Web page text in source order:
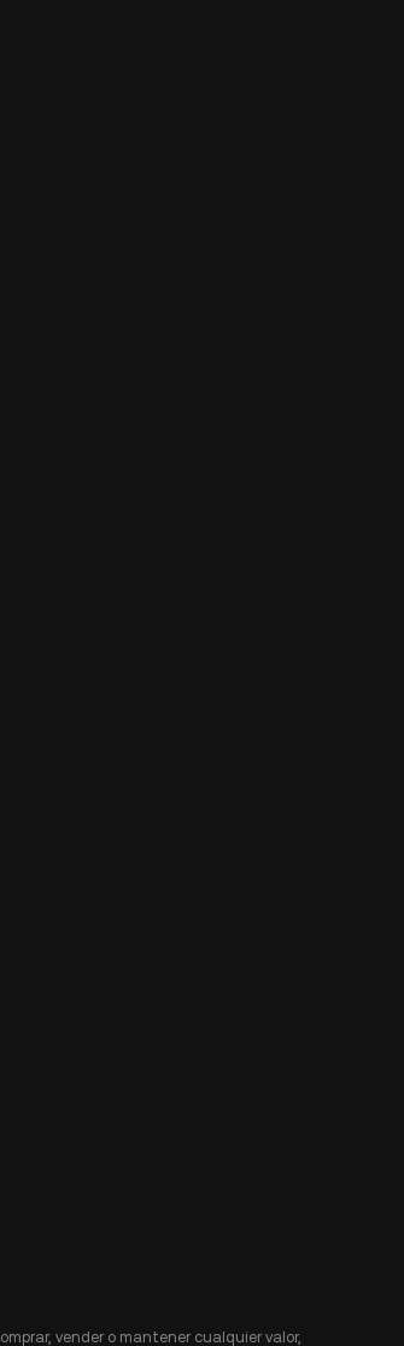
vender o mantener cualquier valor,